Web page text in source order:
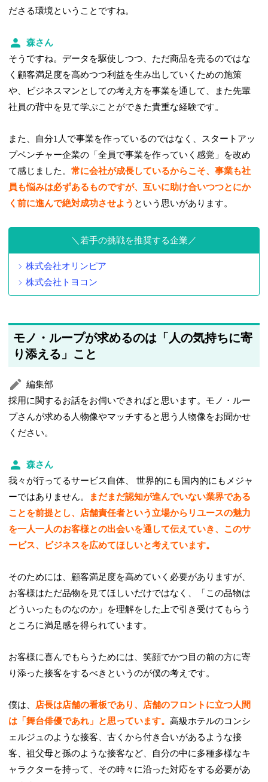
ださる環境ということですね。
森さん
そうですね。データを駆使しつつ、ただ商品を売るのではな
く顧客満足度を高めつつ利益を生み出していくための施策
や、ビジネスマンとしての考え方を事業を通して、また先輩
社員の背中を見て学ぶことができた貴重な経験です。
また、自分1人で事業を作っているのではなく、スタートアッ
プベンチャー企業の「全員で事業を作っていく感覚」を改め
て感じました。常に会社が成長しているからこそ、事業も社
員も悩みは必ずあるものですが、互いに助け合いつつとにか
く前に進んで絶対成功させよう という思いがあります。
若手の挑戦を推奨する企業
株式会社オリンピア
株式会社トヨコン
モノ・ループが求めるのは「人の気持ちに寄
り添える」こと
編集部
採用に関するお話をお伺いできればと思います。モノ・ルー
プさんが求める人物像やマッチすると思う人物像をお聞かせ
ください。
森さん
我々が行ってるサービス自体、 世界的にも国内的にもメジャ
ーではありません。
まだまだ認知が進んでいない業界である
ことを前提とし、店舗責任者という立場からリユースの魅力
を一人一人のお客様との出会いを通して伝えていき、このサ
ービス、ビジネスを広めてほしいと考えています。
そのためには、顧客満足度を高めていく必要がありますが、
お客様はただ品物を見てほしいだけではなく、「この品物は
どういったものなのか」を理解をした上で引き受けてもらう
ところに満足感を得られています。
お客様に喜んでもらうためには、笑顔でかつ目の前の方に寄
り添った接客をするべきというのが僕の考えです。
僕は、
店長は店舗の看板であり、店舗のフロントに立つ人間
は「舞台俳優であれ」と思っています。高級ホテルのコンシ
ェルジュのような接客、古くから付き合いがあるような接
客、祖父母と孫のような接客など、自分の中に多種多様なキ
ャラクターを持って、その時々に沿った対応をする必要があ